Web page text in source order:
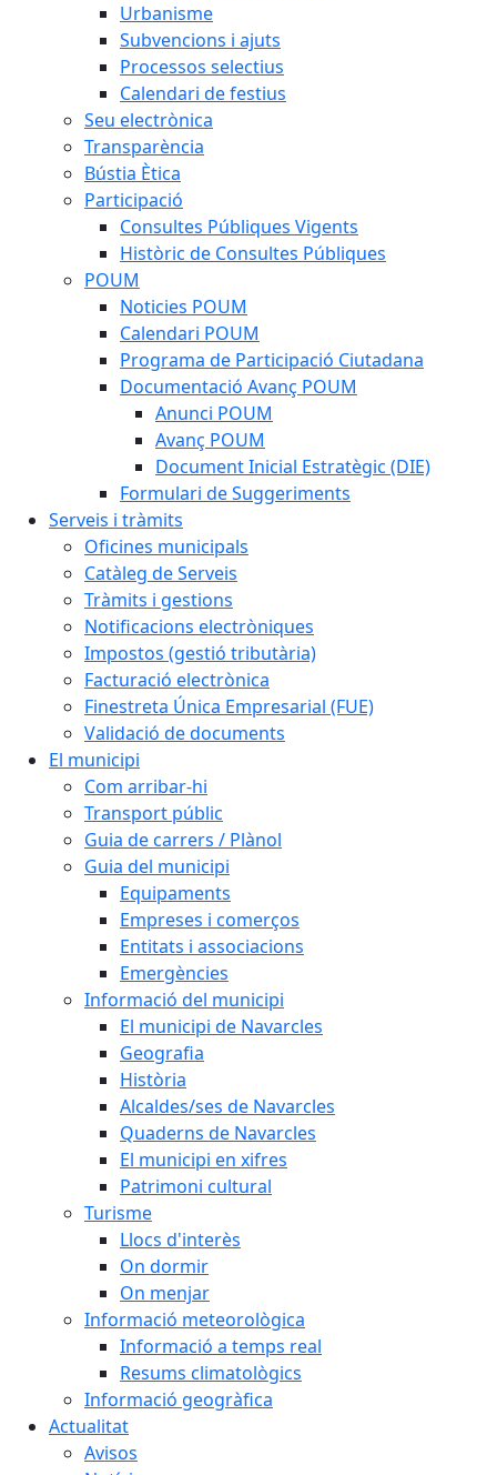
Urbanisme
Subvencions i ajuts
Processos selectius
Calendari de festius
Seu electrònica
Transparència
Bústia Ètica
Participació
Consultes Públiques Vigents
Històric de Consultes Públiques
POUM
Noticies POUM
Calendari POUM
Programa de Participació Ciutadana
Documentació Avanç POUM
Anunci POUM
Avanç POUM
Document Inicial Estratègic (DIE)
Formulari de Suggeriments
Serveis i tràmits
Oficines municipals
Catàleg de Serveis
Tràmits i gestions
Notificacions electròniques
Impostos (gestió tributària)
Facturació electrònica
Finestreta Única Empresarial (FUE)
Validació de documents
El municipi
Com arribar-hi
Transport públic
Guia de carrers / Plànol
Guia del municipi
Equipaments
Empreses i comerços
Entitats i associacions
Emergències
Informació del municipi
El municipi de Navarcles
Geografia
Història
Alcaldes/ses de Navarcles
Quaderns de Navarcles
El municipi en xifres
Patrimoni cultural
Turisme
Llocs d'interès
On dormir
On menjar
Informació meteorològica
Informació a temps real
Resums climatològics
Informació geogràfica
Actualitat
Avisos